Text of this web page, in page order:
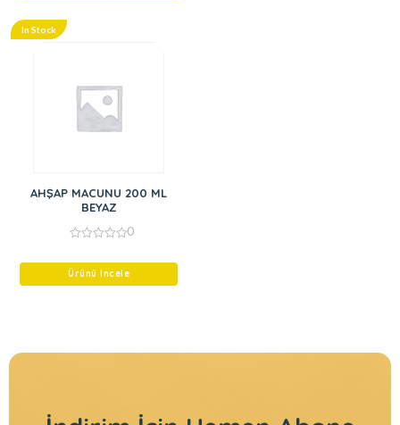
In Stock
AHŞAP MACUNU 200 ML
BEYAZ
of
0
Ürünü İncele